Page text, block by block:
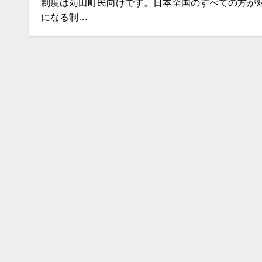
制度は苅田町民向けです。日本全国のすべての方が
になる制…